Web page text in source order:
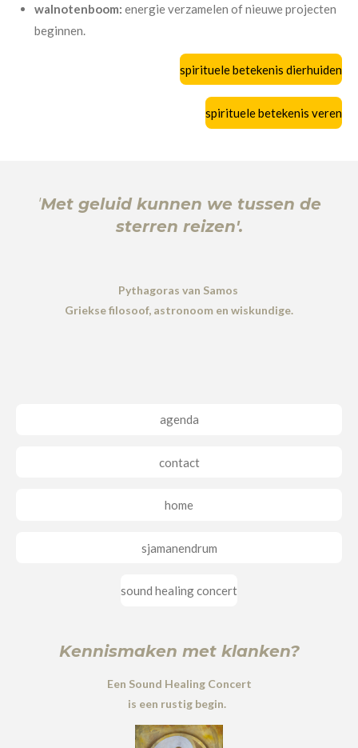
walnotenboom: energie verzamelen of nieuwe projecten
beginnen.
spirituele betekenis dierhuiden
spirituele betekenis veren
'Met geluid kunnen we tussen de
sterren reizen'.
Pythagoras van Samos
Griekse filosoof, astronoom en wiskundige.
agenda
contact
home
sjamanendrum
sound healing concert
Kennismaken met klanken?
Een Sound Healing Concert
is een rustig begin.